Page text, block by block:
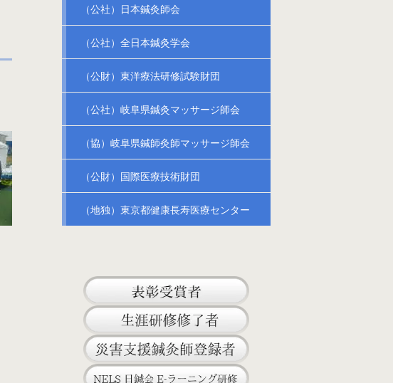
（公社）日本鍼灸師会
（公社）全日本鍼灸学会
（公財）東洋療法研修試験財団
（公社）岐阜県鍼灸マッサージ師会
（協）岐阜県鍼師灸師マッサージ師会
（公財）国際医療技術財団
（地独）東京都健康長寿医療センター